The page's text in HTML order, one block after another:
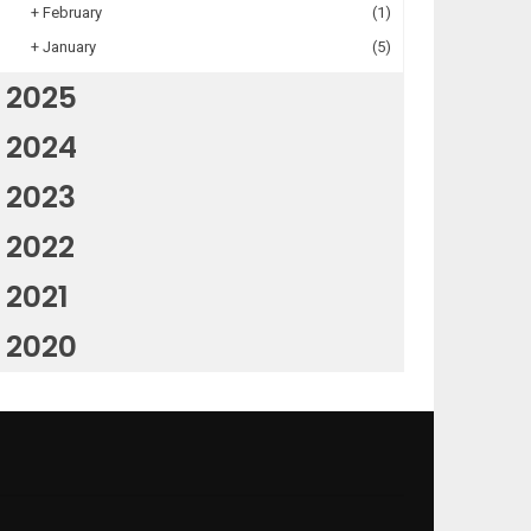
+ February
(1)
+ January (5)
2025
2024
2023
2022
2021
2020